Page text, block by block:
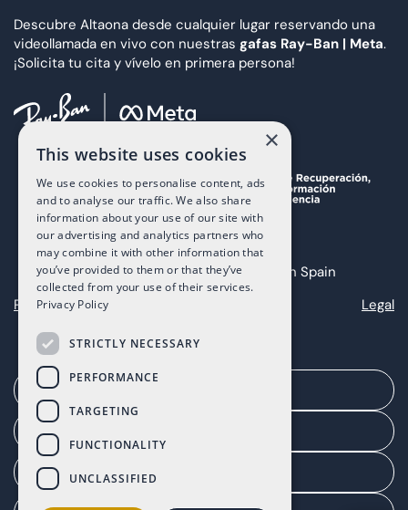
Descubre Altaona desde cualquier lugar reservando una
videollamada en vivo con nuestras gafas Ray-Ban | Meta.
¡Solicita tu cita y vívelo en primera persona!
Copyright 2025 The Art of Living in Spain
Privacy
Legal
×
This website uses cookies
We use cookies to personalise content, ads
and to analyse our traffic. We also share
information about your use of our site with
our advertising and analytics partners who
may combine it with other information that
you’ve provided to them or that they’ve
collected from your use of their services.
Privacy Policy
STRICTLY NECESSARY
PERFORMANCE
TARGETING
FUNCTIONALITY
UNCLASSIFIED